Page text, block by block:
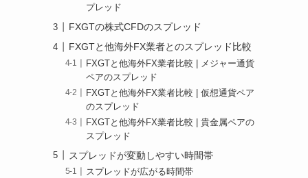
プレッド
FXGTの株式CFDのスプレッド
FXGTと他海外FX業者とのスプレッド比較
FXGTと他海外FX業者比較 | メジャー通貨
ペアのスプレッド
FXGTと他海外FX業者比較 | 仮想通貨ペア
のスプレッド
FXGTと他海外FX業者比較 | 貴金属ペアの
スプレッド
スプレッドが変動しやすい時間帯
スプレッドが広がる時間帯